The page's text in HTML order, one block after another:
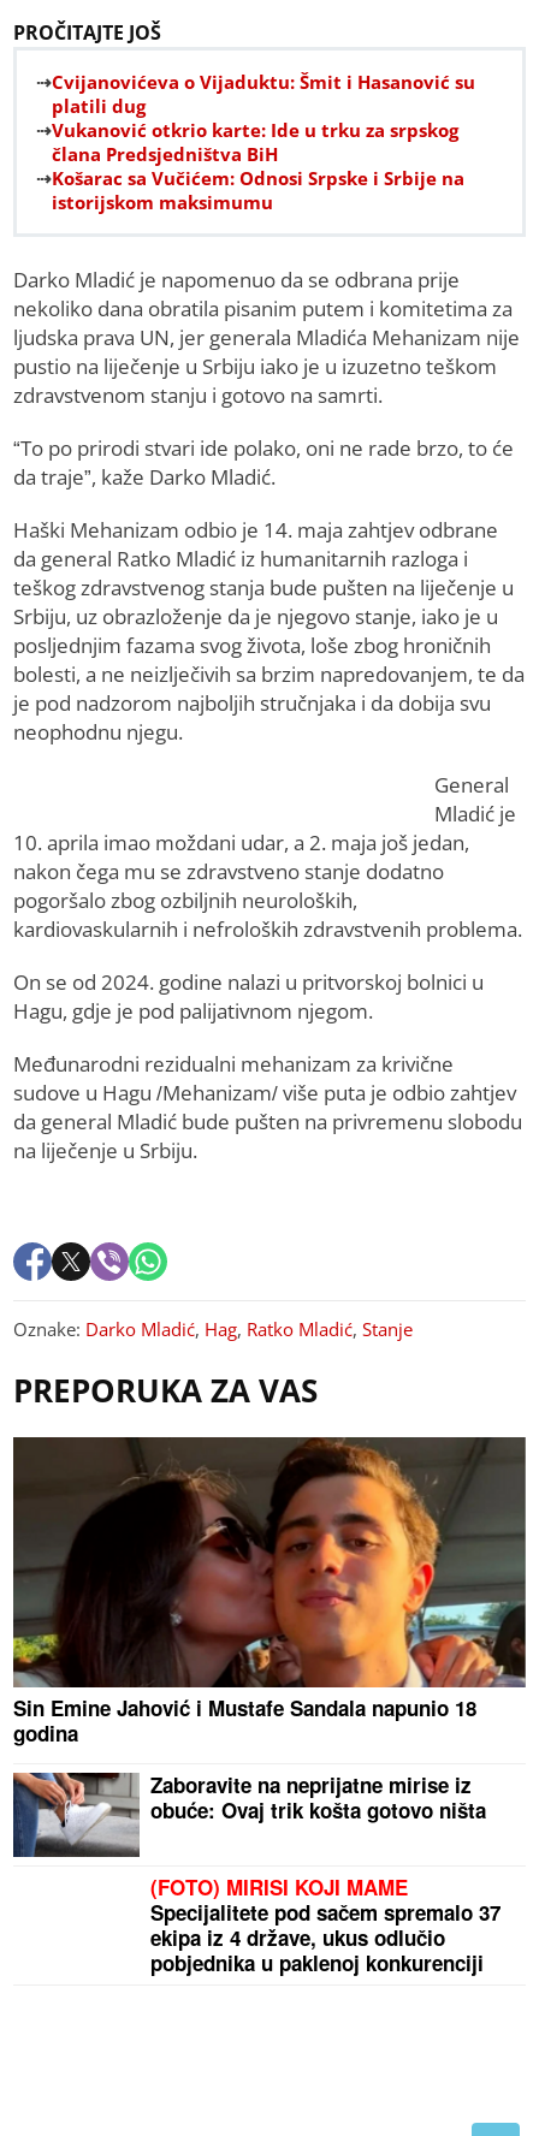
PROČITAJTE JOŠ
Cvijanovićeva o Vijaduktu: Šmit i Hasanović su
platili dug
Vukanović otkrio karte: Ide u trku za srpskog
člana Predsjedništva BiH
Košarac sa Vučićem: Odnosi Srpske i Srbije na
istorijskom maksimumu
Darko Mladić je napomenuo da se odbrana prije
nekoliko dana obratila pisanim putem i komitetima za
ljudska prava UN, jer generala Mladića Mehanizam nije
pustio na liječenje u Srbiju iako je u izuzetno teškom
zdravstvenom stanju i gotovo na samrti.
“To po prirodi stvari ide polako, oni ne rade brzo, to će
da traje”, kaže Darko Mladić.
Haški Mehanizam odbio je 14. maja zahtjev odbrane
da general Ratko Mladić iz humanitarnih razloga i
teškog zdravstvenog stanja bude pušten na liječenje u
Srbiju, uz obrazloženje da je njegovo stanje, iako je u
posljednjim fazama svog života, loše zbog hroničnih
bolesti, a ne neizlječivih sa brzim napredovanjem, te da
je pod nadzorom najboljih stručnjaka i da dobija svu
neophodnu njegu.
General
Mladić je
10. aprila imao moždani udar, a 2. maja još jedan,
nakon čega mu se zdravstveno stanje dodatno
pogoršalo zbog ozbiljnih neuroloških,
kardiovaskularnih i nefroloških zdravstvenih problema.
On se od 2024. godine nalazi u pritvorskoj bolnici u
Hagu, gdje je pod palijativnom njegom.
Međunarodni rezidualni mehanizam za krivične
sudove u Hagu /Mehanizam/ više puta je odbio zahtjev
da general Mladić bude pušten na privremenu slobodu
na liječenje u Srbiju.
Oznake: Darko Mladić, Hag, Ratko Mladić,Stanje
PREPORUKA ZA VAS
Sin Emine Jahović i Mustafe Sandala napunio 18
godina
Zaboravite na neprijatne mirise iz
obuće: Ovaj trik košta gotovo ništa
(FOTO) MIRISI KOJI MAME
Specijalitete pod sačem spremalo 37
ekipa iz 4 države, ukus odlučio
pobjednika u paklenoj konkurenciji